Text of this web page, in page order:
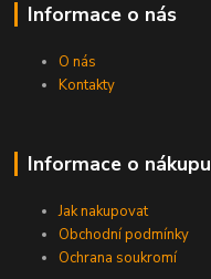
Informace o nás
O nás
Kontakty
Informace o nákupu
Jak nakupovat
Obchodní podmínky
Ochrana soukromí